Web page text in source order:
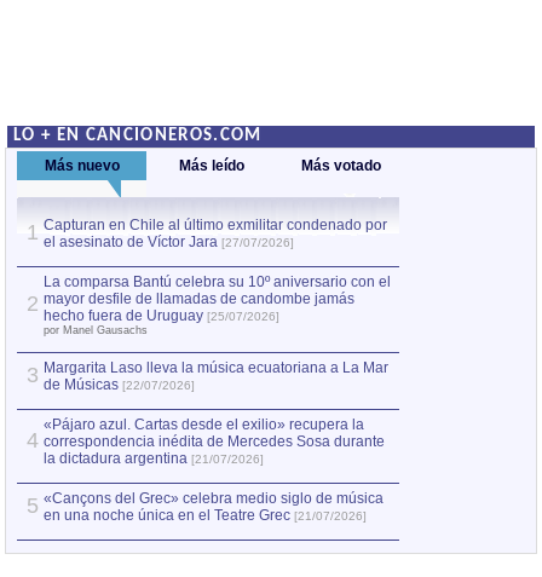
LO + EN CANCIONEROS.COM
Más nuevo Más leído Más votado
1 Capturan en Chile al último exmilitar condenado por
el asesinato de Víctor Jara [27/07/2026]
2
La comparsa Bantú celebra su 10º aniversario con el
mayor desfile de llamadas de candombe jamás
hecho fuera de Uruguay [25/07/2026]
por Manel Gausachs
3 Margarita Laso lleva la música ecuatoriana a La Mar
de Músicas [22/07/2026]
4
«Pájaro azul. Cartas desde el exilio» recupera la
correspondencia inédita de Mercedes Sosa durante
la dictadura argentina [21/07/2026]
5 «Cançons del Grec» celebra medio siglo de música
en una noche única en el Teatre Grec [21/07/2026]